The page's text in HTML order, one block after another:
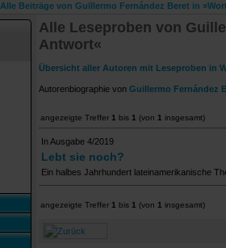
Alle Beiträge von Guillermo Fernández Beret in
Alle Leseproben von
Antwort«
Übersicht aller Autoren mit Leseproben in
Autorenbiographie von Guillermo Fernández
angezeigte Treffer 1 bis 1 (von 1 insgesamt)
In Ausgabe 4/2019
Lebt sie noch?
Ein halbes Jahrhundert lateinamerikanische
angezeigte Treffer 1 bis 1 (von 1 insgesamt)